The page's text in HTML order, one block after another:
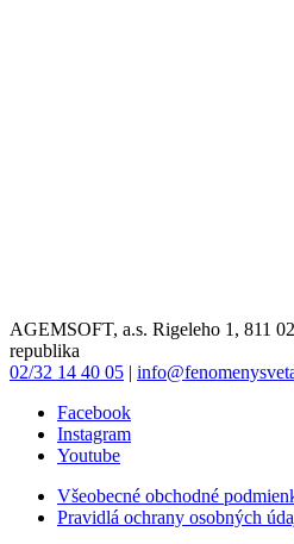
AGEMSOFT, a.s. Rigeleho 1, 811
republika
02/32 14 40 05 |
Facebook
Instagram
Youtube
Všeobecné obchodné
Pravidlá ochrany osobných